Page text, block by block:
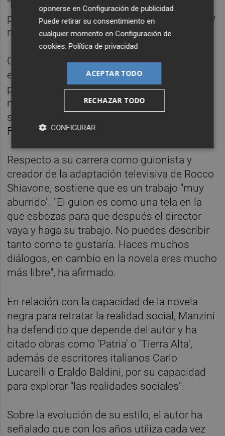
"Recuerdo el primer esbozo de un primer
protagonista que era muy bruto, muy sucio y
no me gustaba", ha admitido.
Con el tiempo, incorporó rasgos inspirados
en personas que conocía, entre ellas un
policía romano apodado 'La Gaviota', que
murió de sobredosis en el 78 y un amigo
suyo del barrio romano de Tratevere,
Fabrizio, que le ayudó a darle forma.
Respecto a su carrera como guionista y
creador de la adaptación televisiva de Rocco
Shiavone, sostiene que es un trabajo "muy
aburrido". "El guion es como una tela en la
que esbozas para que después el director
vaya y haga su trabajo. No puedes describir
tanto como te gustaría. Haces muchos
diálogos, en cambio en la novela eres mucho
más libre", ha afirmado.
En relación con la capacidad de la novela
negra para retratar la realidad social, Manzini
ha defendido que depende del autor y ha
citado obras como 'Patria' o 'Tierra Alta',
además de escritores italianos Carlo
Lucarelli o Eraldo Baldini, por su capacidad
para explorar "las realidades sociales".
Sobre la evolución de su estilo, el autor ha
señalado que con los años utiliza cada vez
oponerse enConfiguración de publicidad
Puede retirar su consentimiento en
cualquier momento enConfiguración de
cookies .Política de privacidad
ACEPTAR TODO
RECHAZAR TODO
CONFIGURAR